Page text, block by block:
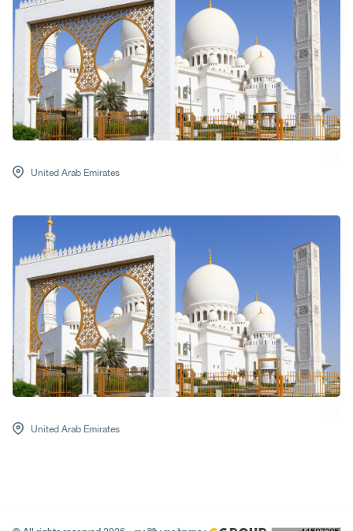
United Arab Emirates
United Arab Emirates